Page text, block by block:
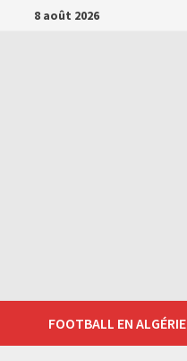
Passer8 août 2026
FOOTBALL EN ALGÉRIE